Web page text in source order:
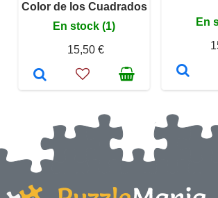
Color de los Cuadrados
En stock (1)
15,50 €
En